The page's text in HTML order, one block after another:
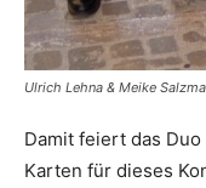
Ulrich Lehna & Meike
Damit feiert das
Karten für dieses